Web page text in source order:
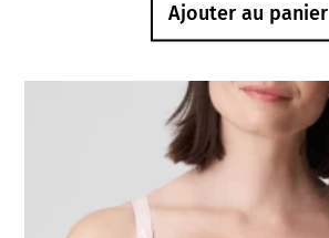
Ajouter au panier